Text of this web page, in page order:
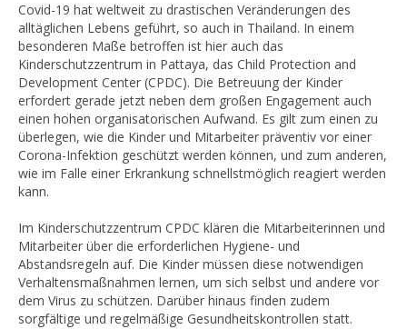
Covid-19 hat weltweit zu drastischen Veränderungen des
alltäglichen Lebens geführt, so auch in Thailand. In einem
besonderen Maße betroffen ist hier auch das
Kinderschutzzentrum in Pattaya, das Child Protection and
Development Center (CPDC). Die Betreuung der Kinder
erfordert gerade jetzt neben dem großen Engagement auch
einen hohen organisatorischen Aufwand. Es gilt zum einen zu
überlegen, wie die Kinder und Mitarbeiter präventiv vor einer
Corona-Infektion geschützt werden können, und zum anderen,
wie im Falle einer Erkrankung schnellstmöglich reagiert werden
kann.
Im Kinderschutzzentrum CPDC klären die Mitarbeiterinnen und
Mitarbeiter über die erforderlichen Hygiene- und
Abstandsregeln auf. Die Kinder müssen diese notwendigen
Verhaltensmaßnahmen lernen, um sich selbst und andere vor
dem Virus zu schützen. Darüber hinaus finden zudem
sorgfältige und regelmäßige Gesundheitskontrollen statt.